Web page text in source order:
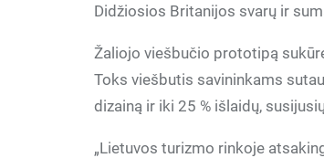
Didžiosios Britanijos svarų ir
Žaliojo viešbučio prototipą
Toks viešbutis savininkams
dizainą ir iki 25 % išlaidų,
„Lietuvos turizmo rinkoje